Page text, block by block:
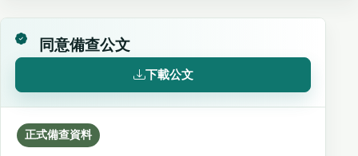
同意備查公文
下載公文
正式備查資料